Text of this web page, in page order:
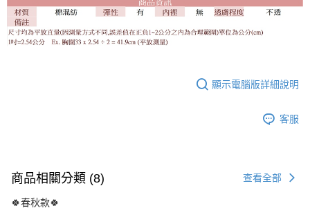
顯示電腦版詳細說明
客服
商品相關分類 (8) 查看全部
🍀春秋款🍀